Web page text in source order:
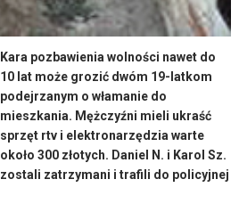
Kara pozbawienia wolności nawet do
10 lat może grozić dwóm 19-latkom
podejrzanym o włamanie do
mieszkania. Mężczyźni mieli ukraść
sprzęt rtv i elektronarzędzia warte
około 300 złotych. Daniel N. i Karol Sz.
zostali zatrzymani i trafili do policyjnej